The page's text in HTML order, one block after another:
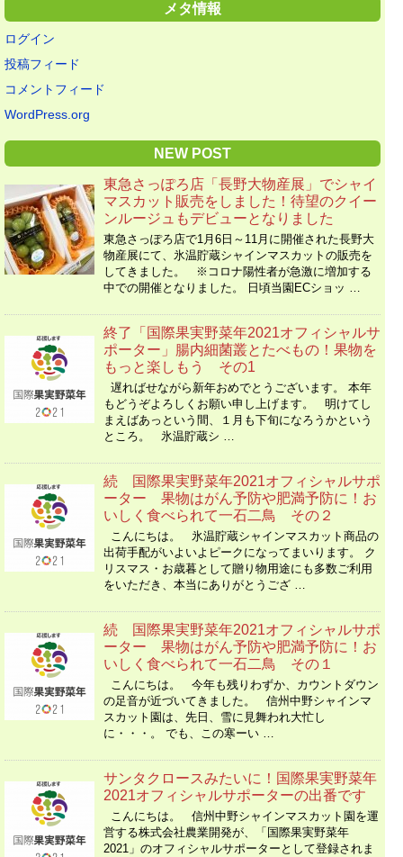
メタ情報
ログイン
投稿フィード
コメントフィード
WordPress.org
NEW POST
東急さっぽろ店「長野大物産展」でシャイ
マスカット販売をしました！待望のクイー
ンルージュもデビューとなりました
東急さっぽろ店で1月6日～11月に開催された長野大
物産展にて、氷温貯蔵シャインマスカットの販売を
してきました。 ※コロナ陽性者が急激に増加する
中での開催となりました。 日頃当園ECショッ …
終了「国際果実野菜年2021オフィシャルサ
ポーター」腸内細菌叢とたべもの！果物を
もっと楽しもう その1
遅ればせながら新年おめでとうございます。 本年
もどうぞよろしくお願い申し上げます。 明けてし
まえばあっという間、１月も下旬になろうかという
ところ。 氷温貯蔵シ …
続 国際果実野菜年2021オフィシャルサポ
ーター 果物はがん予防や肥満予防に！お
いしく食べられて一石二鳥 その２
こんにちは。 氷温貯蔵シャインマスカット商品の
出荷手配がいよいよピークになってまいります。 ク
リスマス・お歳暮として贈り物用途にも多数ご利用
をいただき、本当にありがとうござ …
続 国際果実野菜年2021オフィシャルサポ
ーター 果物はがん予防や肥満予防に！お
いしく食べられて一石二鳥 その１
こんにちは。 今年も残りわずか、カウントダウン
の足音が近づいてきました。 信州中野シャインマ
スカット園は、先日、雪に見舞われ大忙し
に・・・。 でも、この寒ーい …
サンタクロースみたいに！国際果実野菜年
2021オフィシャルサポーターの出番です
こんにちは。 信州中野シャインマスカット園を運
営する株式会社農業開発が、「国際果実野菜年
2021」のオフィシャルサポーターとして登録されま